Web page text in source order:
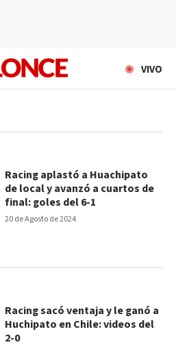
VIVO
20 de Agosto de 2024
Racing aplastó a Huachipato
de local y avanzó a cuartos de
final: goles del 6-1
Racing sacó ventaja y le ganó a
Huchipato en Chile: videos del
2-0